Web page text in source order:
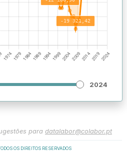
2024
para datalabor@colabor.pt
OS DIREITOS RESERVADOS